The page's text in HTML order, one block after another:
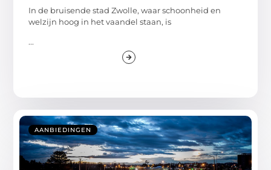
In de bruisende stad Zwolle, waar schoonheid en
welzijn hoog in het vaandel staan, is
...
AANBIEDINGEN